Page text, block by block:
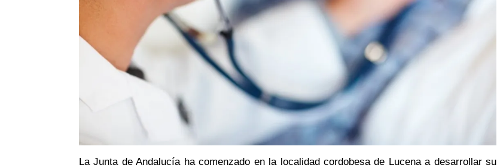
La Junta de Andalucía ha comenzado en la localidad cordobesa de Lucena a desarrollar su